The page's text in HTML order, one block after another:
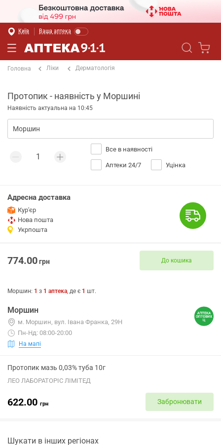
Київ Ваша аптека
Головна Ліки Дерматологія
Протопик - наявність у Моршині
Наявність актуальна на 10:45
Все в наявності
Аптеки 24/7 Уцінка
Адресна доставка
Кур'єр
Нова пошта
Укрпошта
774.00грн До кошика
Моршин: 1 з 1 аптека, де є 1 шт.
Моршин
м. Моршин, вул. Івана Франка, 29Н
Пн-Нд: 08:00-20:00
На мапі
Протопик мазь 0,03% туба 10г
ЛЕО ЛАБОРАТОРІС ЛІМІТЕД
622.00 грн Забронювати
Шукати в інших регіонах